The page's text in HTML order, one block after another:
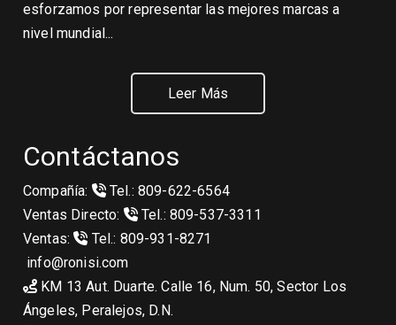
esforzamos por representar las mejores marcas a
nivel mundial...
Leer Más
Contáctanos
Compañía:
Tel.: 809-622-6564
Ventas Directo:
Tel.: 809-537-3311
Ventas:
Tel.: 809-931-8271
info@ronisi.com
KM 13 Aut. Duarte. Calle 16, Num. 50, Sector Los
Ángeles, Peralejos, D.N.